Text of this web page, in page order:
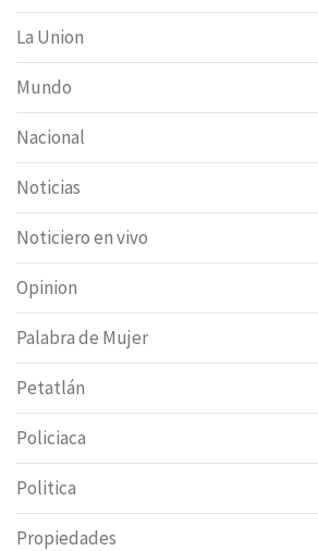
La Union
Mundo
Nacional
Noticias
Noticiero en vivo
Opinion
Palabra de Mujer
Petatlán
Policiaca
Politica
Propiedades